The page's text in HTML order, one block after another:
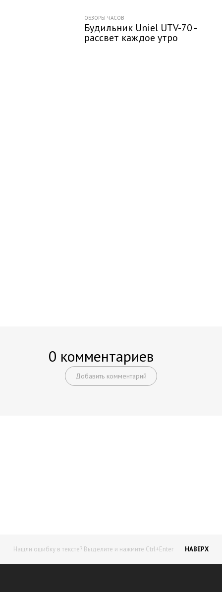
ОБЗОРЫ ЧАСОВ
Будильник Uniel UTV-70 -
рассвет каждое утро
0 комментариев
Добавить комментарий
Нашли ошибку в тексте? Выделите и нажмите Ctrl+Enter НАВЕРХ